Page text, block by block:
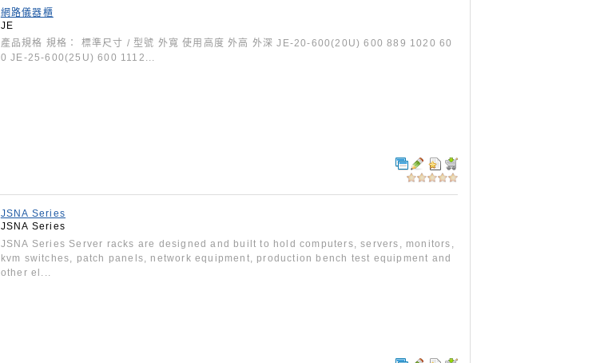
網路儀器櫃
JE
產品規格 規格： 標準尺寸 / 型號 外寬 使用高度 外高 外深 JE-20-600(20U) 600 889 1020 60
0 JE-25-600(25U) 600 1112...
JSNA Series
JSNA Series
JSNA Series Server racks are designed and built to hold computers, servers, monitors,
kvm switches, patch panels, network equipment, production bench test equipment and
other el...